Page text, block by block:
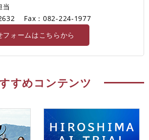
当
Fax：082-224-1977
フォームはこちらから
すめコンテンツ